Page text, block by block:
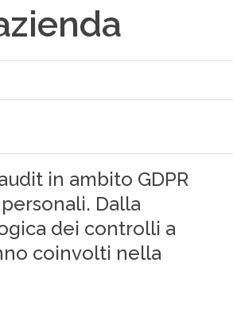
in ambito GDPR
Dalla
dei controlli a
coinvolti nella